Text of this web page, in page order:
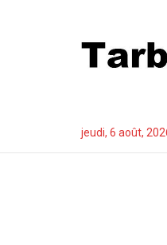
jeudi, 6 août,